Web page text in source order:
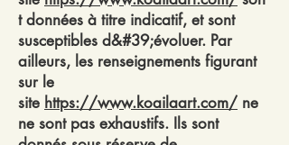
t données à titre indicatif, et sont
susceptibles d&#39;évoluer. Par
ailleurs, les renseignements figurant
sur le
site https://www.koailaart.com/ ne
ne sont pas exhaustifs. Ils sont